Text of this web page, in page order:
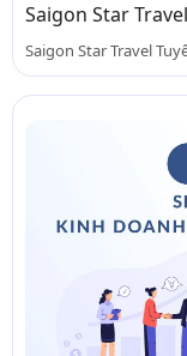
Saigon Star
Saigon Star Travel